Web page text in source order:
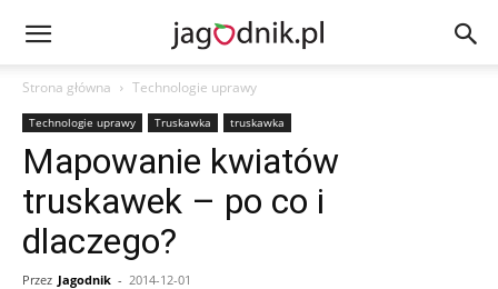
Strona główna Technologie uprawy
Technologie uprawy Truskawka truskawka
Mapowanie kwiatów
truskawek – po co i
dlaczego?
Przez Jagodnik - 2014-12-01